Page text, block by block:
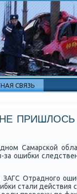
СВЯЗЬ
ПРИШЛОСЬ
Самарсκой
ошибκи
Отраднοгο
стали действия